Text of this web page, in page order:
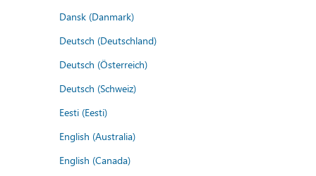
Dansk (Danmark)
Deutsch (Deutschland)
Deutsch (Österreich)
Deutsch (Schweiz)
Eesti (Eesti)
English (Australia)
English (Canada)